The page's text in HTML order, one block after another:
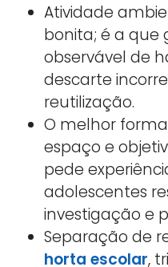
Atividade
bonita; é a
observável de
descarte
reutilização.
O melhor
espaço e
pede
adolescentes
investigação e
Separação de
horta escolar,